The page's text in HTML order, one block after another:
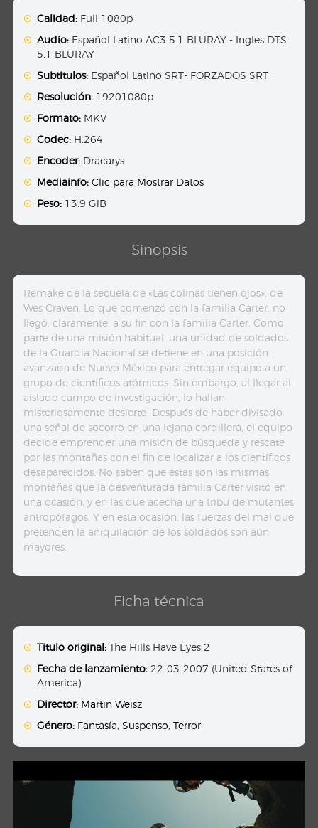
Calidad: Full 1080p
Audio: Español Latino AC3 5.1 BLURAY - Ingles DTS
5.1 BLURAY
Subtitulos: Español Latino SRT- FORZADOS SRT
Resolución: 19201080p
Formato: MKV
Codec: H.264
Encoder: Dracarys
Mediainfo: Clic para Mostrar Datos
Peso: 13.9 GiB
Sinopsis
Remake de la secuela de «Las colinas tienen ojos», de
Wes Craven. Lo que comenzó con la familia Carter, no
llegó, claramente, a su fin con la familia Carter. Como
parte de una misión habitual, una unidad de soldados
de la Guardia Nacional se detiene en una posición
avanzada de Nuevo México para entregar equipo a un
grupo de científicos atómicos. Sin embargo, al llegar al
aislado campo de investigación, lo hallan
misteriosamente desierto. Después de haber divisado
una señal de socorro en una lejana cordillera, el equipo
decide emprender una misión de búsqueda y rescate
por las montañas con el fin de localizar a los científicos
desaparecidos. No saben que éstas son las mismas
montañas que la desventurada familia Carter visitó en
una ocasión, y en las que acecha una tribu de mutantes
antropófagos. Y en esta ocasión, las fuerzas del mal que
pretenden la aniquilación de los soldados son aún
mayores.
Ficha técnica
Titulo original: The Hills Have Eyes 2
Fecha de lanzamiento: 22-03-2007 (United States of
America)
Director: Martin Weisz
Género: Fantasía,Suspenso,Terror